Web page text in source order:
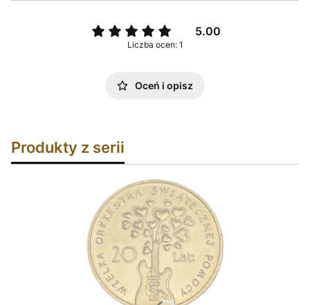
5.00
Liczba ocen: 1
Oceń i opisz
Produkty z serii